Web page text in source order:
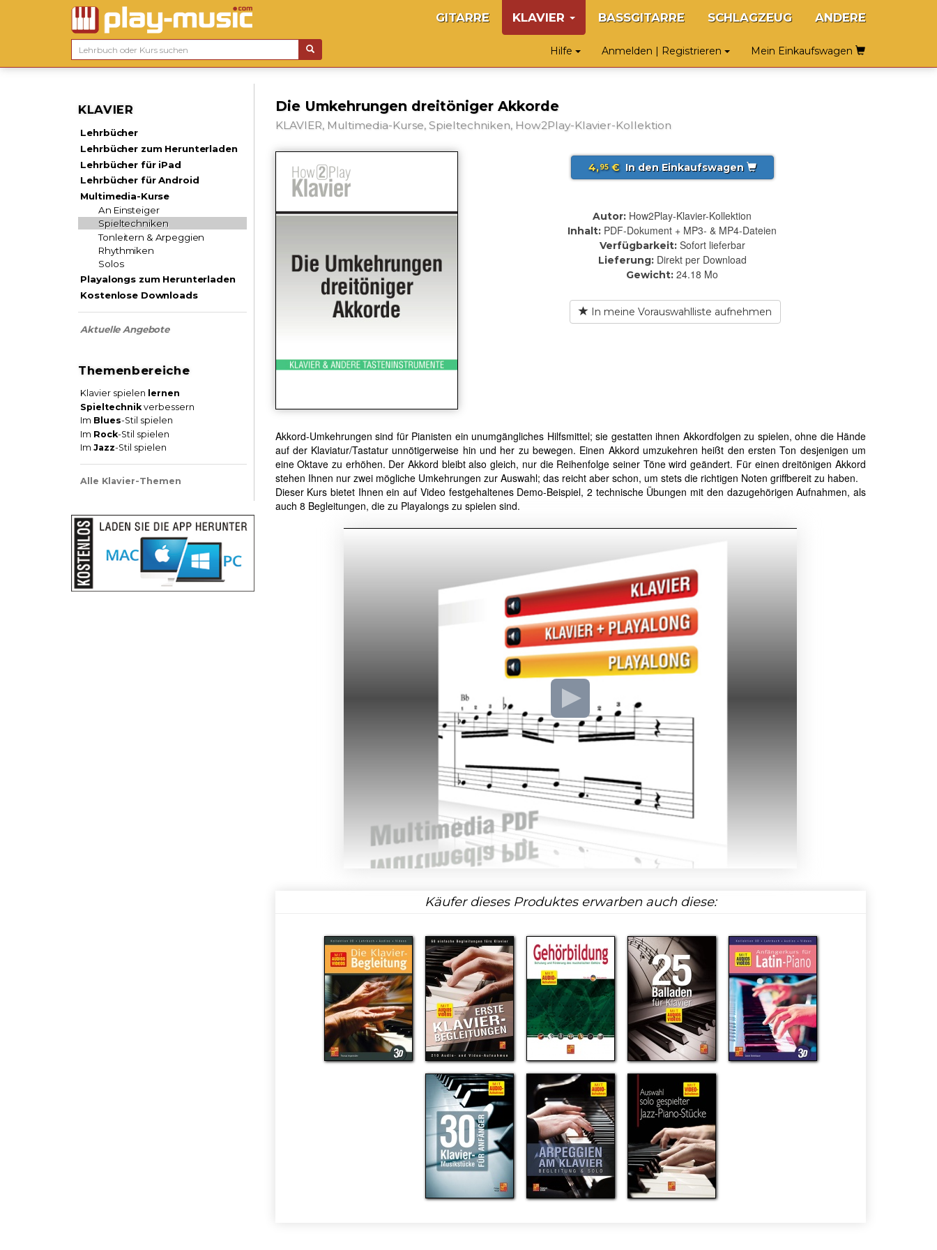
GITARRE KLAVIER BASSGITARRE SCHLAGZEUG ANDERE
Hilfe Anmelden | Registrieren Mein Einkaufswagen
KLAVIER
Lehrbücher
Lehrbücher zum Herunterladen
Lehrbücher für iPad
Lehrbücher für Android
Multimedia-Kurse
An Einsteiger
Spieltechniken
Tonleitern & Arpeggien
Rhythmiken
Solos
Playalongs zum Herunterladen
Kostenlose Downloads
Aktuelle Angebote
Themenbereiche
Klavier spielen lernen
Spieltechnik verbessern
Im Blues-Stil spielen
Im Rock-Stil spielen
Im Jazz-Stil spielen
Alle Klavier-Themen
Die Umkehrungen dreitöniger Akkorde
KLAVIER, Multimedia-Kurse, Spieltechniken, How2Play-Klavier-Kollektion
4,95€ In den Einkaufswagen
Autor: How2Play-Klavier-Kollektion
Inhalt: PDF-Dokument + MP3- & MP4-Dateien
Verfügbarkeit: Sofort lieferbar
Lieferung: Direkt per Download
Gewicht: 24.18 Mo
In meine Vorauswahlliste aufnehmen
Akkord-Umkehrungen sind für Pianisten ein unumgängliches Hilfsmittel; sie gestatten ihnen Akkordfolgen zu spielen, ohne die Hände
auf der Klaviatur/Tastatur unnötigerweise hin und her zu bewegen. Einen Akkord umzukehren heißt den ersten Ton desjenigen um
eine Oktave zu erhöhen. Der Akkord bleibt also gleich, nur die Reihenfolge seiner Töne wird geändert. Für einen dreitönigen Akkord
stehen Ihnen nur zwei mögliche Umkehrungen zur Auswahl; das reicht aber schon, um stets die richtigen Noten griffbereit zu haben.
Dieser Kurs bietet Ihnen ein auf Video festgehaltenes Demo-Beispiel, 2 technische Übungen mit den dazugehörigen Aufnahmen, als
auch 8 Begleitungen, die zu Playalongs zu spielen sind.
Käufer dieses Produktes erwarben auch diese: